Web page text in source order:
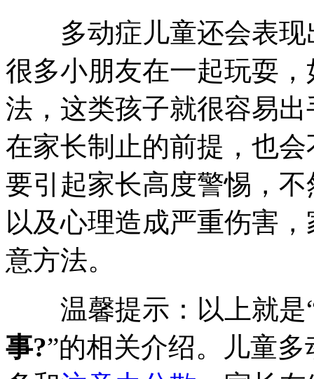
多动症儿童还会表现
很多小朋友在一起玩耍
法，这类孩子就很容易
在家长制止的前提，也
要引起家长高度警惕，
以及心理造成严重伤害
意方法。
温馨提示：以上就是
事?”的相关介绍。儿童